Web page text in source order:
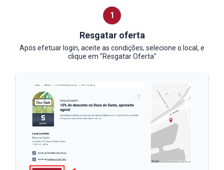
1
Resgatar oferta
Após efetuar login, aceite as condições, selecione o local, e
clique em "Resgatar Oferta"